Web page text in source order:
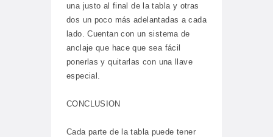
una justo al final de la tabla y otras
dos un poco más adelantadas a cada
lado. Cuentan con un sistema de
anclaje que hace que sea fácil
ponerlas y quitarlas con una llave
especial.
CONCLUSION
Cada parte de la tabla puede tener